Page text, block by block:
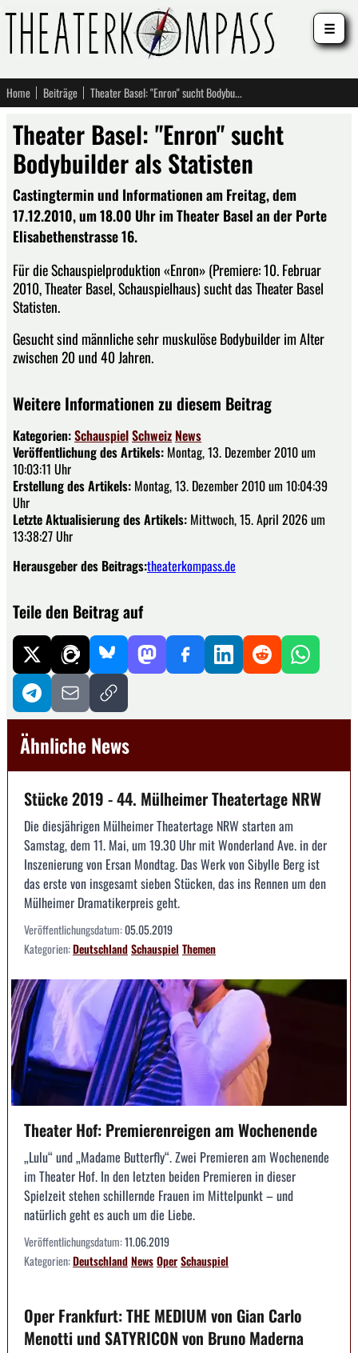
Home Beiträge Theater Basel: "Enron" sucht Bodybuilder als Statisten
Theater Basel: "Enron" sucht
Bodybuilder als Statisten
Castingtermin und Informationen am Freitag, dem
17.12.2010, um 18.00 Uhr im Theater Basel an der Porte
Elisabethenstrasse 16.
Für die Schauspielproduktion «Enron» (Premiere: 10. Februar
2010, Theater Basel, Schauspielhaus) sucht das Theater Basel
Statisten.
Gesucht sind männliche sehr muskulöse Bodybuilder im Alter
zwischen 20 und 40 Jahren.
Weitere Informationen zu diesem Beitrag
Kategorien:SchauspielSchweiz News
Veröffentlichung des Artikels: Montag, 13. Dezember 2010 um
10:03:11 Uhr
Erstellung des Artikels: Montag, 13. Dezember 2010 um 10:04:39
Uhr
Letzte Aktualisierung des Artikels: Mittwoch, 15. April 2026 um
13:38:27 Uhr
Herausgeber des Beitrags:theaterkompass.de
Teile den Beitrag auf
Ähnliche News
Stücke 2019 - 44. Mülheimer Theatertage NRW
Die diesjährigen Mülheimer Theatertage NRW starten am
Samstag, dem 11. Mai, um 19.30 Uhr mit Wonderland Ave. in der
Inszenierung von Ersan Mondtag. Das Werk von Sibylle Berg ist
das erste von insgesamt sieben Stücken, das ins Rennen um den
Mülheimer Dramatikerpreis geht.
Veröffentlichungsdatum:05.05.2019
Kategorien:DeutschlandSchauspiel Themen
Theater Hof: Premierenreigen am Wochenende
„Lulu“ und „Madame Butterfly“. Zwei Premieren am Wochenende
im Theater Hof. In den letzten beiden Premieren in dieser
Spielzeit stehen schillernde Frauen im Mittelpunkt – und
natürlich geht es auch um die Liebe.
Veröffentlichungsdatum:11.06.2019
Kategorien:DeutschlandNewsOperSchauspiel
Oper Frankfurt: THE MEDIUM von Gian Carlo
Menotti und SATYRICON von Bruno Maderna
☰